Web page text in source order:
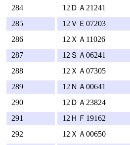
284
12ＤＡ21241
285
12ＶＥ07203
286
12ＸＡ11026
287
12ＳＡ06241
288
12ＸＡ07305
289
12ＮＡ00641
290
12ＤＡ23824
291
12ＨＦ19162
292
12ＸＡ00650